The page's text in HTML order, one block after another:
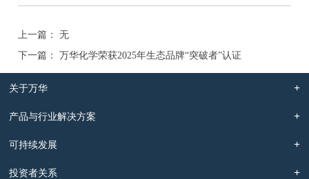
上一篇： 无
下一篇： 万华化学荣获2025年生态品牌“突破者”认证
关于万华
产品与行业解决方案
可持续发展
投资者关系